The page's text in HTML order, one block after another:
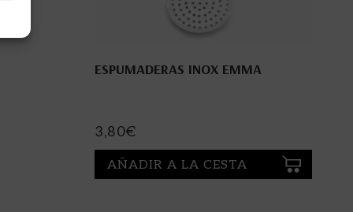
ESPUMADERAS INOX EMMA
3,80€
AÑADIR A LA CESTA